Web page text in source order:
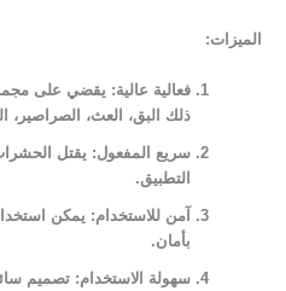
الميزات:
فعالية عالية: يقضي على
ذلك البق، العث، الصراصير،
سريع المفعول: يقتل
التطبيق.
آمن للاستخدام: يمكن
بأمان.
سهولة الاستخدام: تصميم